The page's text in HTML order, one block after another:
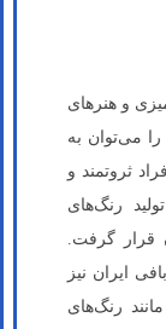
و هنرهای
می‌توان به
ثروتمند و
رنگ‌های
قرار گرفت.
ایران نیز
رنگ‌های